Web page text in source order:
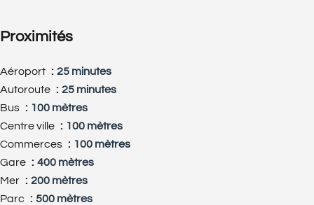
Proximités
Aéroport
25 minutes
Autoroute
25 minutes
Bus
100 mètres
Centre ville
100 mètres
Commerces
100 mètres
Gare
400 mètres
Mer
200 mètres
Parc
500 mètres